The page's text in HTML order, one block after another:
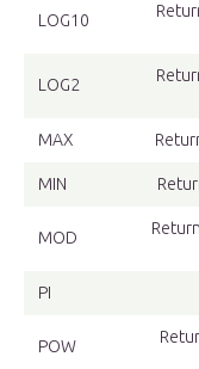
LOG10
LOG2
MAX
MIN
MOD
PI
POW